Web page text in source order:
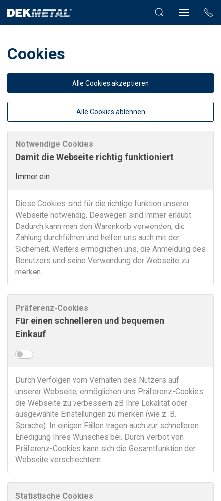
Cookies
Alle Cookies ablehnen
Alle Cookies akzeptieren
Notwendige Cookies
Damit die Webseite richtig funktioniert
Immer ein
Diese Cookies sind für die richtige funktion unserer
Webseite notwendig. Deswegen sind immer erlaubt.
Dadurch kann man den Warenkorb verwenden, die
Zahlung durchführen und helfen uns auch mit der
Sicherheit. Weiters ermöglichen uns, die Anmeldung des
Benutzers und seine Verwendung der Webseite zu
merken.
Präferenz-Cookies
Für einen schnelleren und bequemen
Einkauf
Durch Verfolgen vom Verhalten des Nutzers auf
unserer Webseite, ermöglichen uns Präferenz-Cookies
die Webseite zu verbessern zB Ihre Lokalität oder
ausgewählte Einstellungen zu merken (wie z. B.
Sprache). In einigen Fällen tragen auch zur schnelleren
Erledigung Ihres Wünsches bei. Durch Verbot von
Präferenz-Cookies kann sich die Gesamtfunktion der
Webseite verschlechtern.
Statistische Cookies